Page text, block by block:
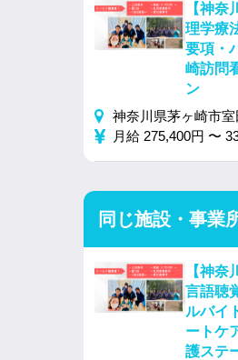
【神奈
理学療
要項・
崎訪問
ン
神奈川県茅ヶ崎市室
月給 275,400円 〜
同じ施設・事業
【神奈
言語聴
ルバイ
ートケ
護ステ